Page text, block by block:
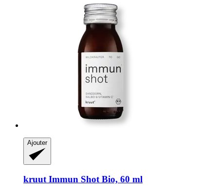
Ajouter
kruut Immun Shot Bio, 60 ml